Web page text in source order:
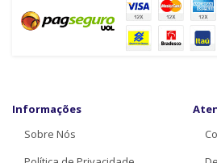
Informações
Sobre Nós